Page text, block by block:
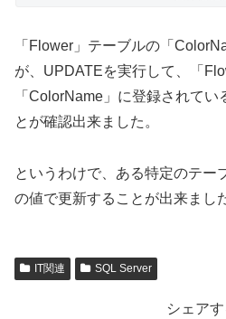
「Flower」テーブルの「
が、UPDATEを実行して、「
「ColorName」に登録されてい
とが確認出来ました。
というわけで、ある特定のテー
の値で更新することが出来まし
IT関連 SQL Server
シェアす